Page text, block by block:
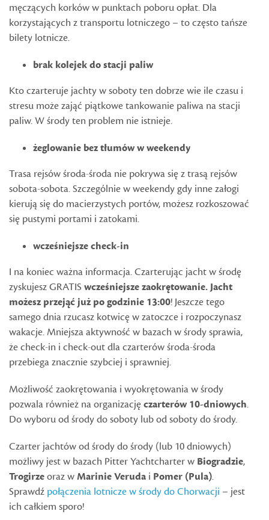
męczących korków w punktach poboru opłat. Dla
korzystających z transportu lotniczego – to często tańsze
bilety lotnicze.
brak kolejek do stacji paliw
Kto czarteruje jachty w soboty ten dobrze wie ile czasu i
stresu może zająć piątkowe tankowanie paliwa na stacji
paliw. W środy ten problem nie istnieje.
żeglowanie bez tłumów w weekendy
Trasa rejsów środa-środa nie pokrywa się z trasą rejsów
sobota-sobota. Szczególnie w weekendy gdy inne załogi
kierują się do macierzystych portów, możesz rozkoszować
się pustymi portami i zatokami.
wcześniejsze check-in
I na koniec ważna informacja. Czarterując jacht w środę
zyskujesz GRATIS wcześniejsze zaokrętowanie. Jacht
możesz przejąć już po godzinie 13:00! Jeszcze tego
samego dnia rzucasz kotwicę w zatoczce i rozpoczynasz
wakacje. Mniejsza aktywność w bazach w środy sprawia,
że check-in i check-out dla czarterów środa-środa
przebiega znacznie szybciej i sprawniej.
Możliwość zaokrętowania i wyokrętowania w środy
pozwala również na organizacjęczarterów 10-dniowych.
Do wyboru od środy do soboty lub od soboty do środy.
Czarter jachtów od środy do środy (lub 10 dniowych)
możliwy jest w bazach Pitter Yachtcharter w Biogradzie,
Trogirzeoraz wMarinie Veruda i Pomer (Pula).
Sprawdź połączenia lotnicze w środy do Chorwacji – jest
ich całkiem sporo!